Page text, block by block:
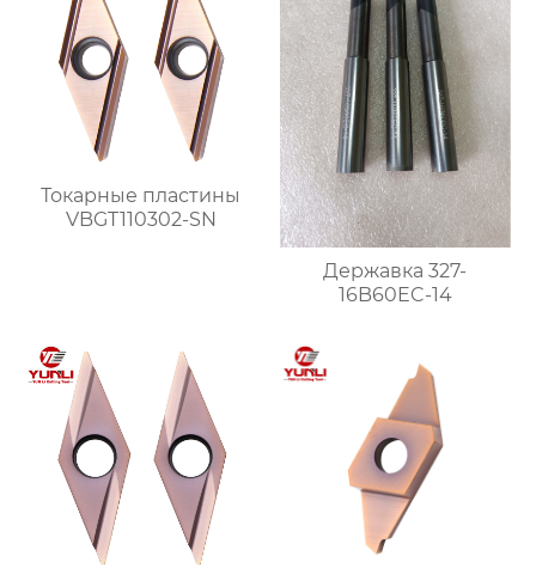
Токарные пластины
VBGT110302-SN
Державка 327-
16B60EC-14